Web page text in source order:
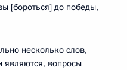
[бороться] до победы,
несколько слов,
являются, вопросы